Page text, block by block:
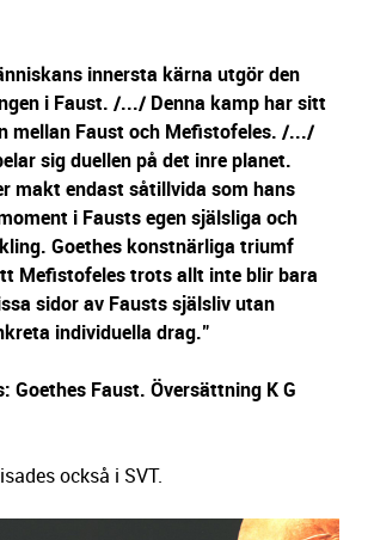
innersta kärna utgör den
i Faust. /.../ Denna kamp har sitt
mellan Faust och Mefistofeles. /.../
sig duellen på det inre planet.
makt endast såtillvida som hans
i Fausts egen själsliga och
Goethes konstnärliga triumf
Mefistofeles trots allt inte blir bara
sidor av Fausts själsliv utan
individuella drag."
Goethes Faust. Översättning K G
också i SVT.